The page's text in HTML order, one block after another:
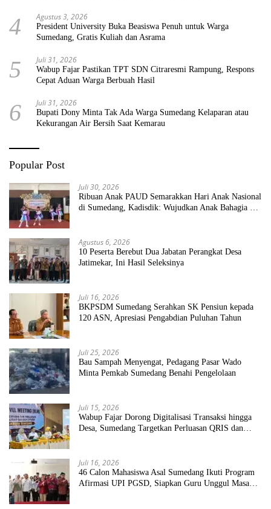
4 Agustus 3, 2026
President University Buka Beasiswa Penuh untuk Warga
Sumedang, Gratis Kuliah dan Asrama
5 Juli 31, 2026
Wabup Fajar Pastikan TPT SDN Citraresmi Rampung, Respons
Cepat Aduan Warga Berbuah Hasil
6 Juli 31, 2026
Bupati Dony Minta Tak Ada Warga Sumedang Kelaparan atau
Kekurangan Air Bersih Saat Kemarau
Popular Post
Juli 30, 2026
Ribuan Anak PAUD Semarakkan Hari Anak Nasional
di Sumedang, Kadisdik: Wujudkan Anak Bahagia dan
Agustus 6, 2026
10 Peserta Berebut Dua Jabatan Perangkat Desa
Jatimekar, Ini Hasil Seleksinya
Juli 16, 2026
BKPSDM Sumedang Serahkan SK Pensiun kepada
120 ASN, Apresiasi Pengabdian Puluhan Tahun
Juli 25, 2026
Bau Sampah Menyengat, Pedagang Pasar Wado
Minta Pemkab Sumedang Benahi Pengelolaan
Juli 15, 2026
Wabup Fajar Dorong Digitalisasi Transaksi hingga
Desa, Sumedang Targetkan Perluasan QRIS dan
Juli 16, 2026
46 Calon Mahasiswa Asal Sumedang Ikuti Program
Afirmasi UPI PGSD, Siapkan Guru Unggul Masa